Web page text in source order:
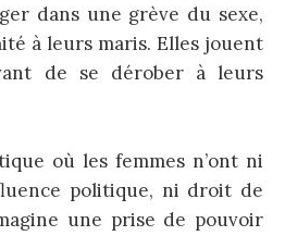
dans une grève du sexe,
à leurs maris. Elles jouent
de se dérober à leurs
où les femmes n’ont ni
politique, ni droit de
une prise de pouvoir